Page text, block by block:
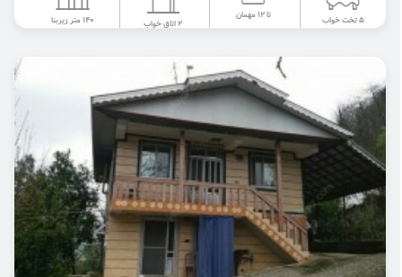
5 تخت خواب تا 12 مهمان
2 اتاق خواب 140 متر زیربنا